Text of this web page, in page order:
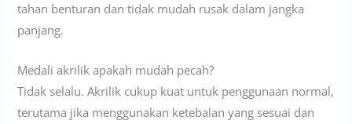
tahan benturan dan tidak mudah rusak dalam jangka
panjang.
Medali akrilik apakah mudah pecah?
Tidak selalu. Akrilik cukup kuat untuk penggunaan normal,
terutama jika menggunakan ketebalan yang sesuai dan